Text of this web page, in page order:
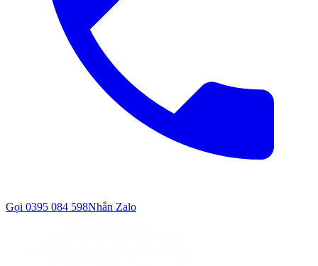
Gọi 0395 084 598Nhắn Zalo